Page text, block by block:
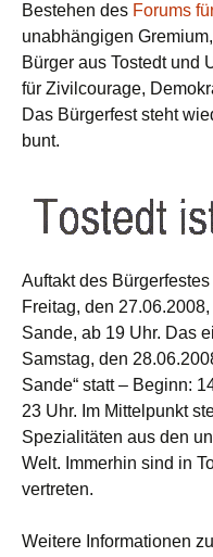
Bestehen des Forums
unabhängigen
Bürger aus Tostedt und
für Zivilcourage,
Das Bürgerfest steht
bunt.
Auftakt des
Freitag, den
Sande, ab 19 Uhr. Das
Samstag, den
Sande“ statt – Beginn:
23 Uhr. Im Mittelpunkt
Spezialitäten aus den
Welt. Immerhin sind in
vertreten.
Weitere Informationen